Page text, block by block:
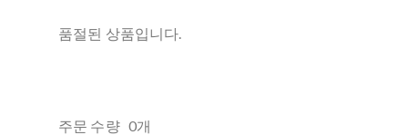
품절된 상품입니다.
주문 수량 0개